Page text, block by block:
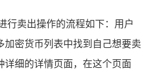
行卖出操作的流程如下：用户
加密货币列表中找到自己想要卖
详细的详情页面，在这个页面